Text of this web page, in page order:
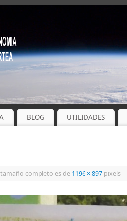
BLOG UTILIDADES
tamaño completo es de 1196 × 897 pixels